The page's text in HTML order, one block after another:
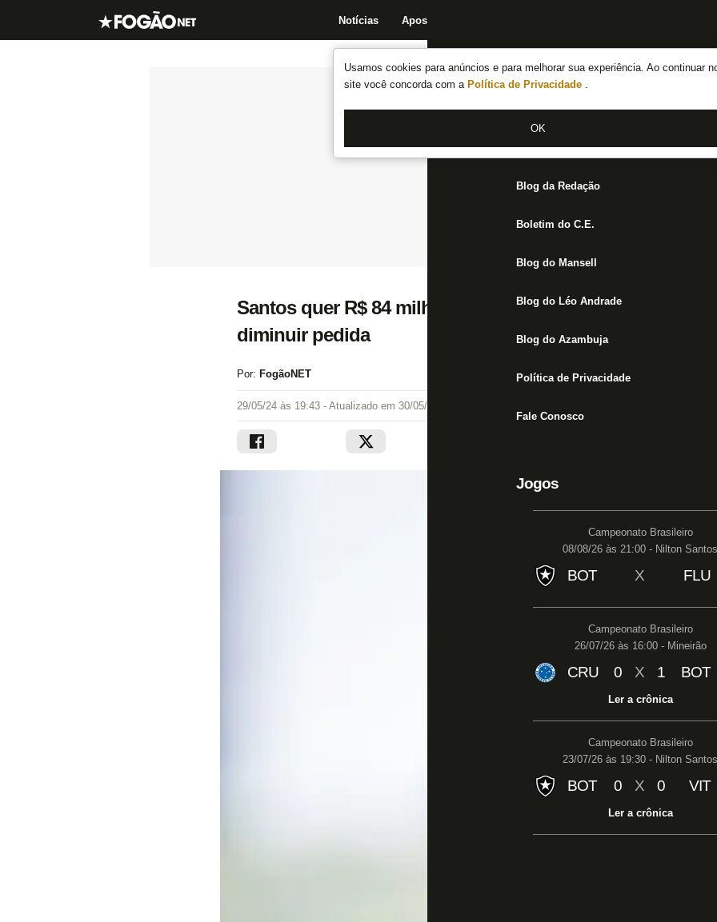
Usamos cookies para anúncios e para melhorar sua experiência. Ao continuar
site você concorda com a Política de Privacidade .
OK
Notícias Apostas
Notícias do Botafogo
Fórum
Jogos
Blog da Redação
Boletim do C.E.
Blog do Mansell
Blog do Léo Andrade
Blog do Azambuja
Política de Privacidade
Fale Conosco
Jogos
Campeonato Brasileiro
08/08/26 às 21:00 - Nilton Santos
BOT X FLU
Campeonato Brasileiro
26/07/26 às 16:00 - Mineirão
CRU 0 X 1 BOT
Ler a crônica
Campeonato Brasileiro
23/07/26 às 19:30 - Nilton Santos
BOT 0 X 0 VIT
Ler a crônica
Santos quer R$ 84 milhões para negociar Joaquim;
diminuir pedida
Por: FogãoNET
29/05/24 às 19:43 - Atualizado em 30/05/24 às 03:20